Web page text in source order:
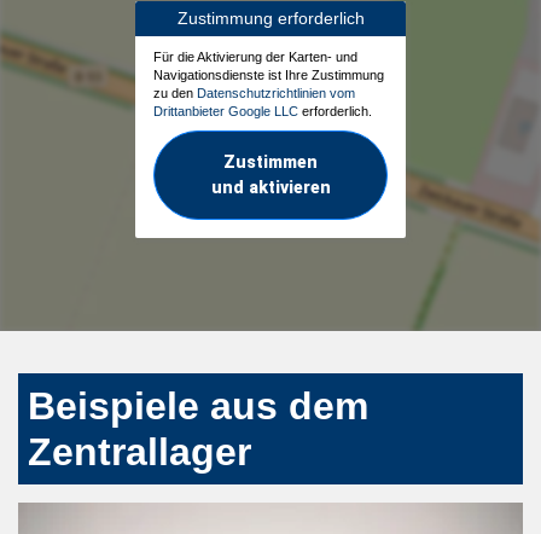
Zustimmung erforderlich
Für die Aktivierung der Karten- und
Navigationsdienste ist Ihre Zustimmung
zu den Datenschutzrichtlinien vom
Drittanbieter Google LLC erforderlich.
Zustimmen
und aktivieren
Beispiele aus dem
Zentrallager